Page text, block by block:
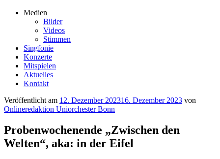
Medien
Bilder
Videos
Stimmen
Singfonie
Konzerte
Mitspielen
Aktuelles
Kontakt
Veröffentlicht am 12. Dezember 202316. Dezember 2023 von
Onlineredaktion Uniorchester Bonn
Probenwochenende „Zwischen den
Welten“, aka: in der Eifel